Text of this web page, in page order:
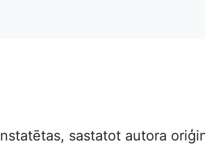
sastatot autora